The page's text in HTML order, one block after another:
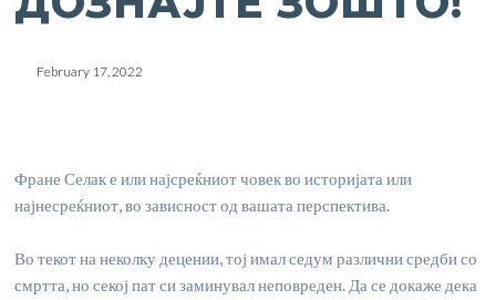
February 17, 2022
Фране Селак е или најсреќниот човек во историјата или
најнесреќниот, во зависност од вашата перспектива.
Во текот на неколку децении, тој имал седум различни средби со
смртта, но секој пат си заминувал неповреден. Да се докаже дека